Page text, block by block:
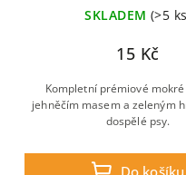
SKLADEM (>5
15 Kč
Kompletní prémiové
jehněčím masem a zeleným
dospělé psy.